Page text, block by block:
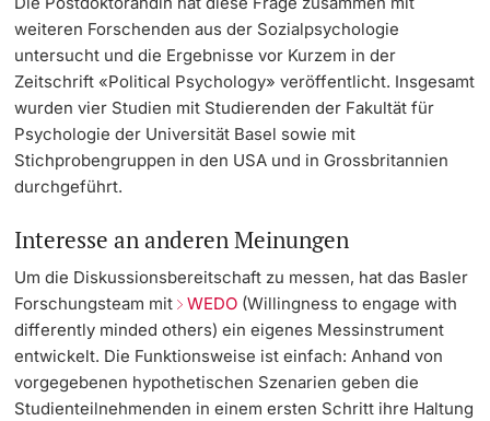
weiteren Forschenden aus der Sozialpsychologie
untersucht und die Ergebnisse vor Kurzem in der
Zeitschrift «Political Psychology» veröffentlicht. Insgesamt
wurden vier Studien mit Studierenden der Fakultät für
Psychologie der Universität Basel sowie mit
Stichprobengruppen in den USA und in Grossbritannien
durchgeführt.
Interesse an anderen Meinungen
Um die Diskussionsbereitschaft zu messen, hat das Basler
Forschungsteam mit WEDO (Willingness to engage with
differently minded others) ein eigenes Messinstrument
entwickelt. Die Funktionsweise ist einfach: Anhand von
vorgegebenen hypothetischen Szenarien geben die
Studienteilnehmenden in einem ersten Schritt ihre Haltung